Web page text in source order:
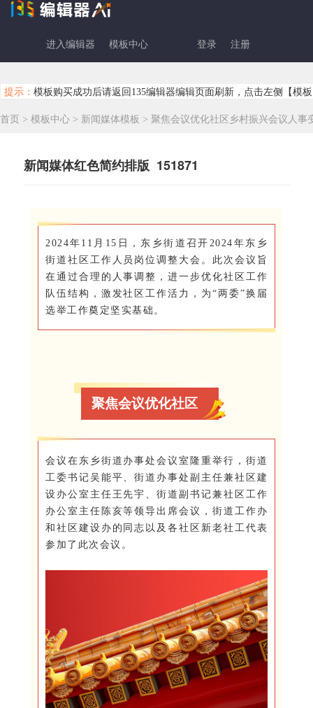
进入编辑器 模板中心 登录 注册
提示： 模板购买成功后请返回135编辑器编辑页面刷新，点击左侧【模
首页 > 模板中心 > 新闻媒体模板 > 聚焦会议优化社区乡村振兴会议人事
新闻媒体红色简约排版 151871
2024年11月15日，东乡街道召开2024年东乡
街道社区工作人员岗位调整大会。此次会议旨
在通过合理的人事调整，进一步优化社区工作
队伍结构，激发社区工作活力，为“两委”换届
选举工作奠定坚实基础。
聚焦会议优化社区
会议在东乡街道办事处会议室隆重举行，街道
工委书记吴能平、街道办事处副主任兼社区建
设办公室主任王先宇、街道副书记兼社区工作
办公室主任陈亥等领导出席会议，街道工作办
和社区建设办的同志以及各社区新老社工代表
参加了此次会议。